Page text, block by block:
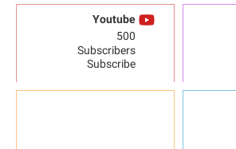
Youtube
500
Subscribers
Subscribe